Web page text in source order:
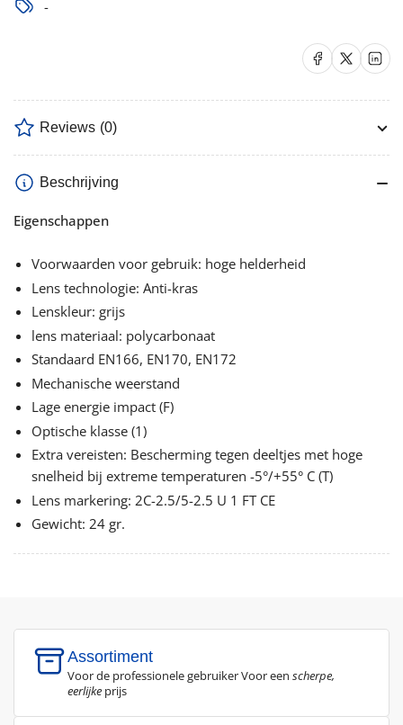
-
Delen op Facebook
Delen op X Delen
Reviews (0)
Beschrijving
Eigenschappen
Voorwaarden voor gebruik: hoge helderheid
Lens technologie: Anti-kras
Lenskleur: grijs
lens materiaal: polycarbonaat
Standaard EN166, EN170, EN172
Mechanische weerstand
Lage energie impact (F)
Optische klasse (1)
Extra vereisten: Bescherming tegen deeltjes met hoge
snelheid bij extreme temperaturen -5°/+55° C (T)
Lens markering: 2C-2.5/5-2.5 U 1 FT CE
Gewicht: 24 gr.
Assortiment
Voor de professionele gebruiker Voor een scherpe,
eerlijke prijs